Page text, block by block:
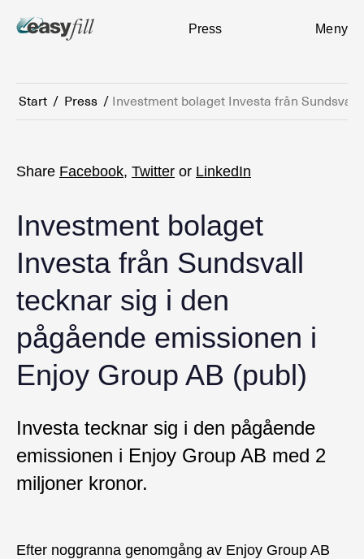
Press Meny
Start / Press / Investment bolaget Investa från
Share Facebook, Twitter or LinkedIn
Investment bolaget
Investa från Sundsvall
tecknar sig i den
pågående emissionen i
Enjoy Group AB (publ)
Investa tecknar sig i den pågående
emissionen i Enjoy Group AB med 2
miljoner kronor.
Efter noggranna genomgång av Enjoy Group AB